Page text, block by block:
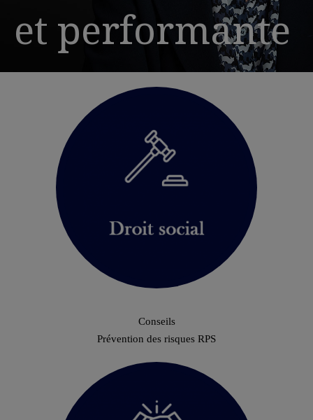
et performante
Conseils
Prévention des risques RPS